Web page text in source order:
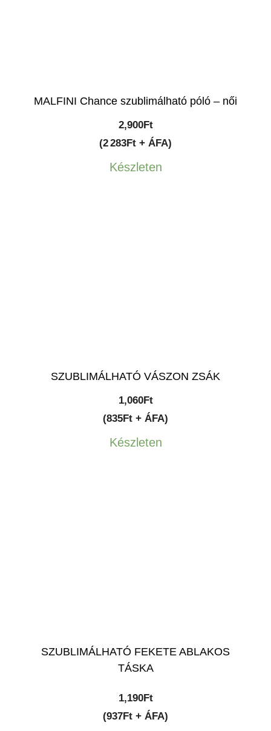
MALFINI Chance szublimálható póló – női
2,900Ft
(2 283Ft + ÁFA)
Készleten
SZUBLIMÁLHATÓ VÁSZON ZSÁK
1,060Ft
(835Ft + ÁFA)
Készleten
SZUBLIMÁLHATÓ FEKETE ABLAKOS
TÁSKA
1,190Ft
(937Ft + ÁFA)